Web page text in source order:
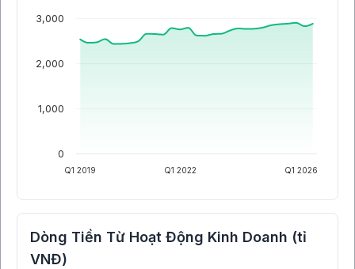
Q1 2019 Q1 2022 Q1 2026
0
1,000
2,000
3,000
Dòng Tiền Từ Hoạt Động Kinh Doanh (tỉ
VNĐ)